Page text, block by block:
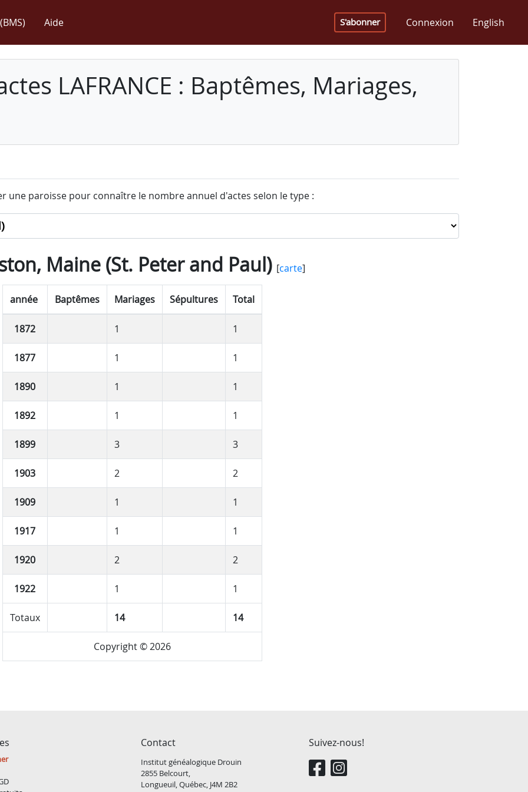
Aide S'abonner Connexion English
LAFRANCE : Baptêmes, Mariages,
une paroisse pour connaître le nombre annuel d'actes selon le type :
Maine (St. Peter and Paul)[carte]
année Baptêmes Mariages Sépultures Total
1872 1 1
1877 1 1
1890 1 1
1892 1 1
1899 3 3
1903 2 2
1909 1 1
1917 1 1
1920 2 2
1922 1 1
Totaux 14 14
Copyright © 2026
Contact
Institut généalogique Drouin
2855 Belcourt,
Longueuil, Québec, J4M 2B2
Suivez-nous!